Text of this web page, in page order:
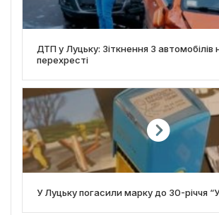
ДТП у Луцьку: Зіткнення 3 автомобілів
перехресті
У Луцьку погасили марку до 30-річчя